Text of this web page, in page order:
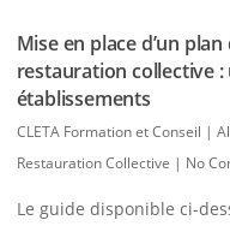
Mise en place d’un
restauration collective
établissements
CLETA Formation et Conseil |
Restauration Collective | No
Le guide disponible ci-